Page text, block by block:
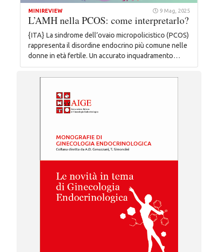
MINIREVIEW 9 Mag, 2025
L’AMH nella PCOS: come interpretarlo?
{ITA} La sindrome dell’ovaio micropolicistico (PCOS)
rappresenta il disordine endocrino più comune nelle
donne in età fertile. Un accurato inquadramento…